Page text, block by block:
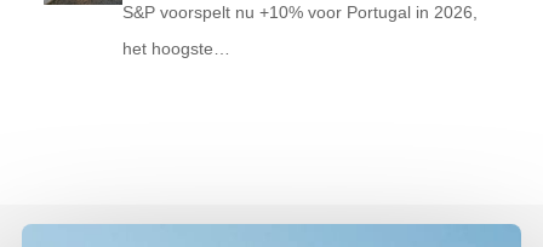
S&P voorspelt nu +10% voor Portugal in 2026,
het hoogste…